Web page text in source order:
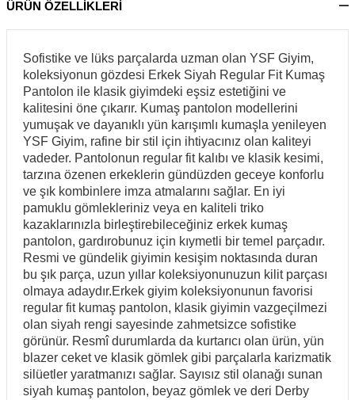
ÜRÜN ÖZELLİKLERİ
Sofistike ve lüks parçalarda uzman olan YSF Giyim,
koleksiyonun gözdesi Erkek Siyah Regular Fit Kumaş
Pantolon ile klasik giyimdeki eşsiz estetiğini ve
kalitesini öne çıkarır. Kumaş pantolon modellerini
yumuşak ve dayanıklı yün karışımlı kumaşla yenileyen
YSF Giyim, rafine bir stil için ihtiyacınız olan kaliteyi
vadeder. Pantolonun regular fit kalıbı ve klasik kesimi,
tarzına özenen erkeklerin gündüzden geceye konforlu
ve şık kombinlere imza atmalarını sağlar. En iyi
pamuklu gömlekleriniz veya en kaliteli triko
kazaklarınızla birleştirebileceğiniz erkek kumaş
pantolon, gardırobunuz için kıymetli bir temel parçadır.
Resmi ve gündelik giyimin kesişim noktasında duran
bu şık parça, uzun yıllar koleksiyonunuzun kilit parçası
olmaya adaydır.Erkek giyim koleksiyonunun favorisi
regular fit kumaş pantolon, klasik giyimin vazgeçilmezi
olan siyah rengi sayesinde zahmetsizce sofistike
görünür. Resmî durumlarda da kurtarıcı olan ürün, yün
blazer ceket ve klasik gömlek gibi parçalarla karizmatik
silüetler yaratmanızı sağlar. Sayısız stil olanağı sunan
siyah kumaş pantolon, beyaz gömlek ve deri Derby